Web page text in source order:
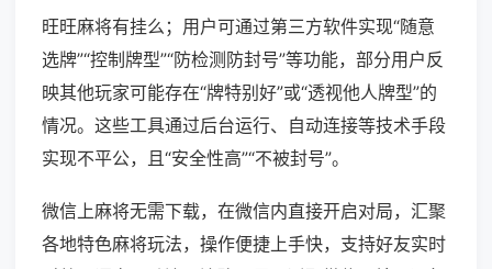
旺旺麻将有挂么；用户可通过第三方软件实现“随意
选牌”“控制牌型”“防检测防封号”等功能，部分用户反
映其他玩家可能存在“牌特别好”或“透视他人牌型”的
情况。这些工具通过后台运行、自动连接等技术手段
实现不平公，且“安全性高”“不被封号”。
微信上麻将无需下载，在微信内直接开启对局，汇聚
各地特色麻将玩法，操作便捷上手快，支持好友实时